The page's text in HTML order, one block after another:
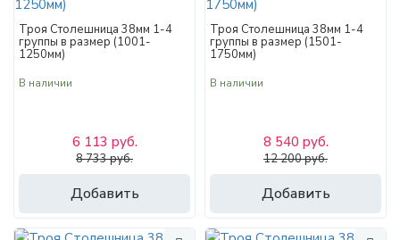
Троя Столешница 38мм 1-4
группы в размер (1001-
1250мм)
В наличии
Добавить
6 113 руб.
8 733 руб.
Троя Столешница 38мм 1-4
группы в размер (1501-
1750мм)
В наличии
Добавить
8 540 руб.
12 200 руб.